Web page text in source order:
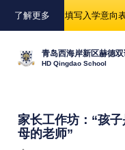
了解更多 填写入学意向
青岛西海岸新区赫德
HD Qingdao School
家长工作坊：“孩
母的老师”